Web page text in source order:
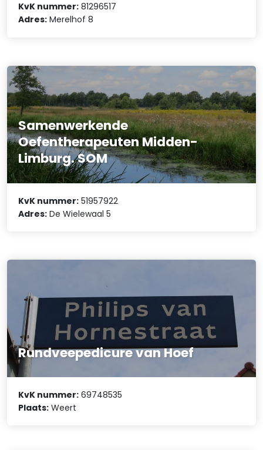
KvK nummer: 81296517
Adres: Merelhof 8
Samenwerkende
Oefentherapeuten Midden-
Limburg. SOM
KvK nummer: 51957922
Adres: De Wielewaal 5
Rundveepedicure van Hoef
KvK nummer: 69748535
Plaats: Weert